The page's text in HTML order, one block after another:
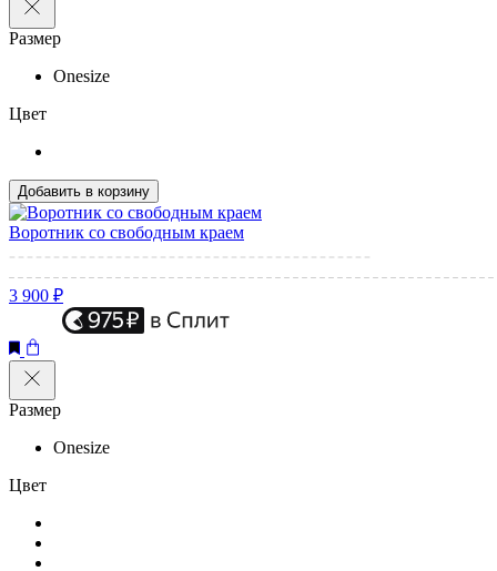
Размер
Onesize
Цвет
Добавить в корзину
Воротник со свободным краем
3 900 ₽
Размер
Onesize
Цвет